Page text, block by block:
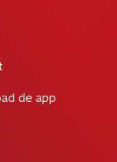
de app